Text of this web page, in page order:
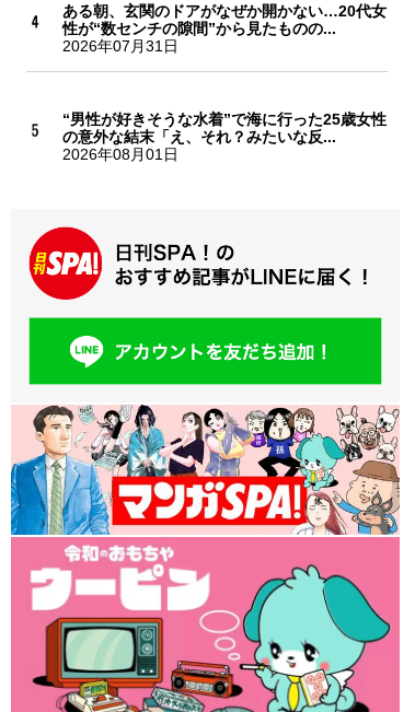
ある朝、玄関のドアがなぜか開かない…20代女
性が“数センチの隙間”から見たものの...
2026年07月31日
“男性が好きそうな水着”で海に行った25歳女性
の意外な結末「え、それ？みたいな反...
2026年08月01日